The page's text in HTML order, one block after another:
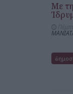
Με